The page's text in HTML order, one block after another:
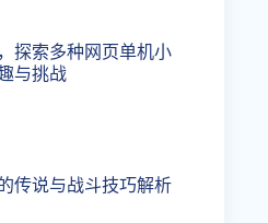
探索多种网页单机小
与挑战
传说与战斗技巧解析